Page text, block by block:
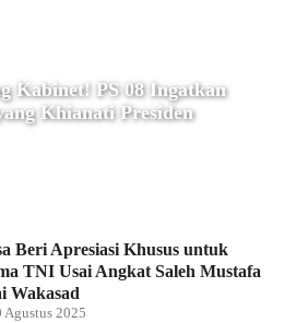
Kabinet! PS 08 Ingatkan
Khianati Presiden
Beri Apresiasi Khusus untuk
TNI Usai Angkat Saleh Mustafa
Wakasad
Agustus 2025